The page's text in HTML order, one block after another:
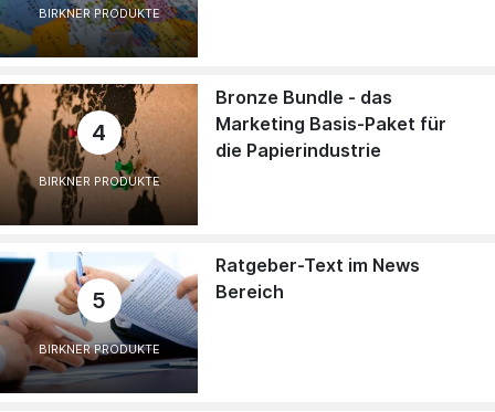
BIRKNER PRODUKTE
4
BIRKNER PRODUKTE
Bronze Bundle - das
Marketing Basis-Paket für
die Papierindustrie
5
BIRKNER PRODUKTE
Ratgeber-Text im News
Bereich